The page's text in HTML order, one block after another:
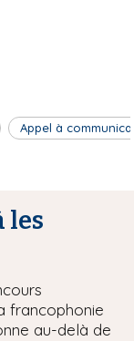
Appel à
les
francophonie
au-delà de